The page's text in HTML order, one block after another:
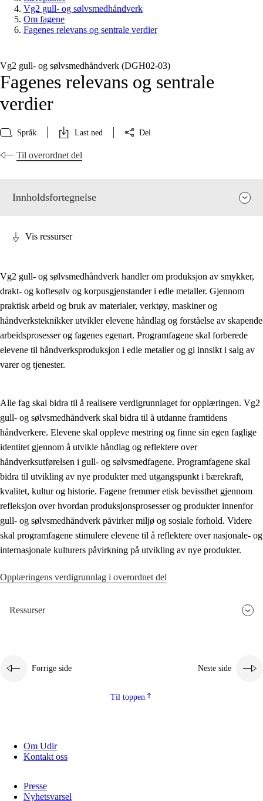
Vg2 gull- og sølvsmedhåndverk
Om fagene
Fagenes relevans og sentrale verdier
Vg2 gull- og sølvsmedhåndverk (DGH02‑03)
Fagenes relevans og sentrale
verdier
Språk Last ned Del
Til overordnet del
Innholdsfortegnelse
Fagenes relevans og sentrale verdier
Kjerneelementer
Tverrfaglige temaer
Grunnleggende ferdigheter
Vis ressurser
Vg2 gull- og sølvsmedhåndverk handler om produksjon av smykker,
drakt- og koftesølv og korpusgjenstander i edle metaller. Gjennom
praktisk arbeid og bruk av materialer, verktøy, maskiner og
håndverksteknikker utvikler elevene håndlag og forståelse av skapende
arbeidsprosesser og fagenes egenart. Programfagene skal forberede
elevene til håndverksproduksjon i edle metaller og gi innsikt i salg av
varer og tjenester.
Alle fag skal bidra til å realisere verdigrunnlaget for opplæringen. Vg2
gull- og sølvsmedhåndverk skal bidra til å utdanne framtidens
håndverkere. Elevene skal oppleve mestring og finne sin egen faglige
identitet gjennom å utvikle håndlag og reflektere over
håndverksutførelsen i gull- og sølvsmedfagene. Programfagene skal
bidra til utvikling av nye produkter med utgangspunkt i bærekraft,
kvalitet, kultur og historie. Fagene fremmer etisk bevissthet gjennom
refleksjon over hvordan produksjonsprosesser og produkter innenfor
gull- og sølvsmedhåndverk påvirker miljø og sosiale forhold. Videre
skal programfagene stimulere elevene til å reflektere over nasjonale- og
internasjonale kulturers påvirkning på utvikling av nye produkter.
Opplæringens verdigrunnlag i overordnet del
Ressurser
Forrige side Neste side
Til toppen
Om Udir
Kontakt oss
Presse
Nyhetsvarsel